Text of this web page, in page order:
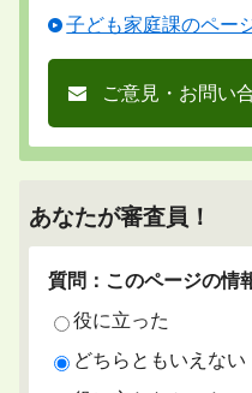
子ども家庭課のペー
ご意見・お問い
あなたが審査員！
質問：このページの情
役に立った
どちらともいえない